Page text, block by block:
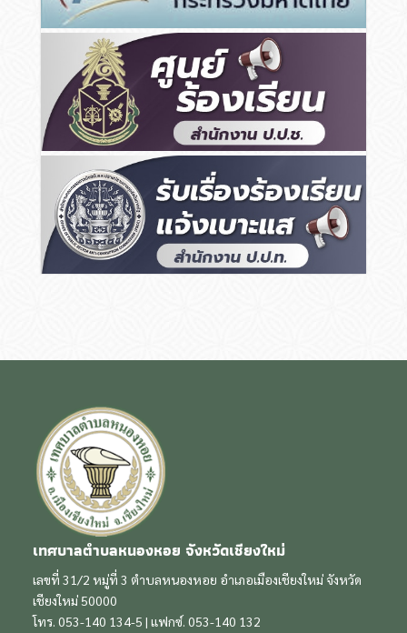
เทศบาลตำบลหนองหอย จังหวัดเชียงใหม่
เลขที่ 31/2 หมู่ที่ 3 ตำบลหนองหอย อำเภอเมืองเชียงใหม่ จังหวัด
เชียงใหม่ 50000
โทร. 053-140 134-5 | แฟกซ์. 053-140 132